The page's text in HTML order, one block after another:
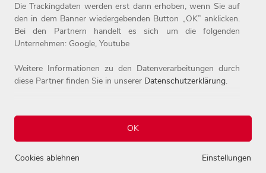
Alle Rechte vorbehalten.
Einstellungen
Die Trackingdaten werden erst dann erhoben, wenn Sie auf
den in dem Banner wiedergebenden Button „OK” anklicken.
Bei den Partnern handelt es sich um die folgenden
Unternehmen: Google, Youtube
Weitere Informationen zu den Datenverarbeitungen durch
diese Partner finden Sie in unserer Datenschutzerklärung.
Einstellungen
Cookies ablehnen
OK